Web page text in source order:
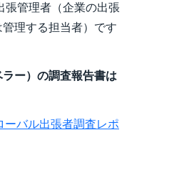
張管理者（企業の出張
理する担当者）です
ー）の調査報告書は
ーバル出張者調査レポ